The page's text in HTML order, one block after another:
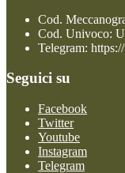
Cod.
Cod. Univoco:
Telegram:
Seguici su
Facebook
Twitter
Youtube
Instagram
Telegram